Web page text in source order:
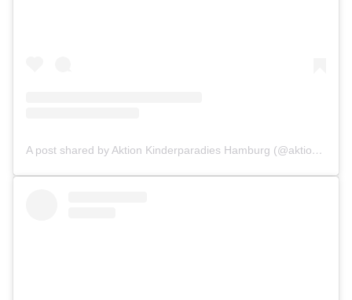
A post shared by Aktion Kinderparadies Hamburg (@aktionkinderparadies)